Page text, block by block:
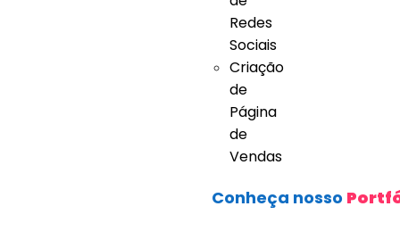
Redes
Sociais
Criação
de
Página
de
Vendas
Conheça nosso